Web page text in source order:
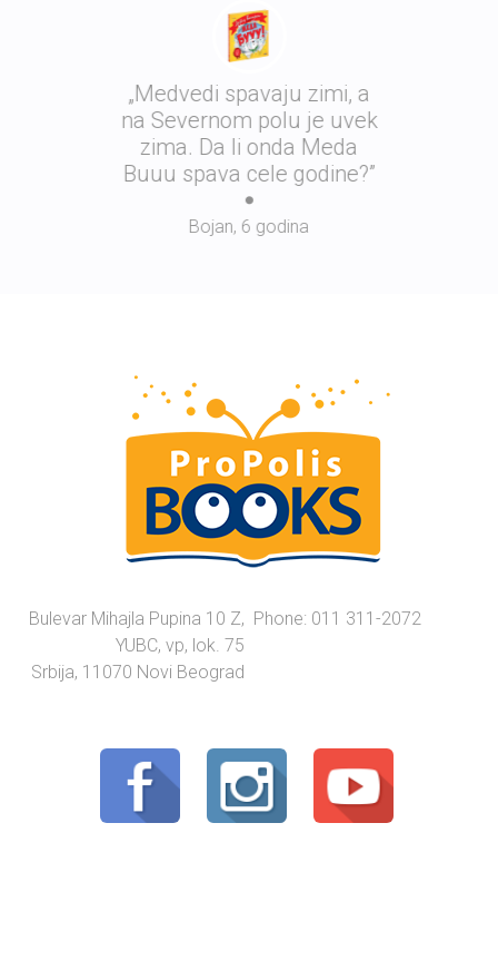
„Medvedi spavaju zimi, a
na Severnom polu je uvek
zima. Da li onda Meda
Buuu spava cele godine?”
Bojan, 6 godina
Phone: 011 311-2072
Bulevar Mihajla Pupina 10 Z,
YUBC, vp, lok. 75
Srbija, 11070 Novi Beograd